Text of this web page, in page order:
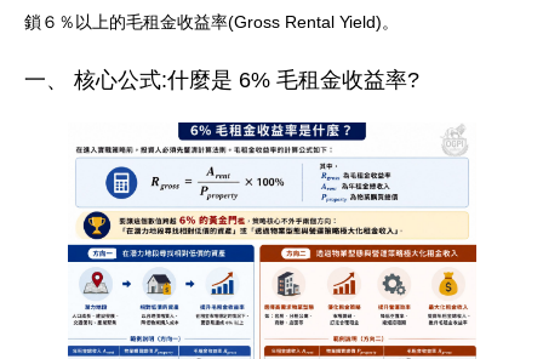
鎖６％以上的毛租金收益率(Gross Rental Yield)。
一、 核心公式:什麼是 6% 毛租金收益率?